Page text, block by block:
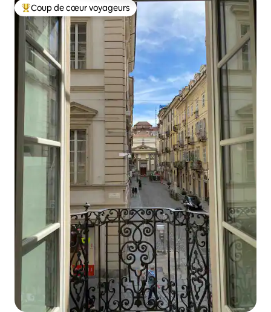
Coups de cœur voyageurs les plus appréciés
Coup de cœur voyageurs